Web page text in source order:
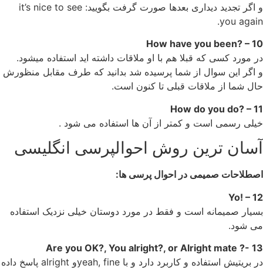
و اگر تجدید دیداری بعدها صورت گرفت بگویید: it’s nice to see
you again.
10 – ?How have you been
در مورد کسی که قبلا هم با او ملاقات داشته اید استفاده میشود.
و اگر این سوال از شما پرسیده شد بدانید که طرف مقابل منظورش
حال شما از ملاقات قبلی تا کنون است.
11 – ?How do you do
خیلی رسمی است و کمتر از آن ها استفاده می شود .
آسان ترین روش احوالپرسی انگلیسی
اصطلاحات صمیمی در احوال پرسی ها:
12 – !Yo
بسیار صمیمانه است و فقط در مورد دوستان خیلی نزدیک استفاده
می شود.
13 -? Are you OK?, You alright?, or Alright mate
در بریتیش استفاده و کاربرد دارد و با yeah, fineو alright پاسخ داده